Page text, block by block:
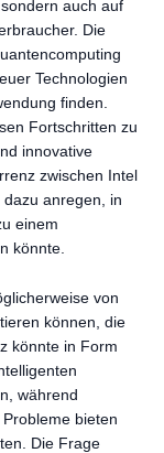
auch auf
Die
Technologien
finden.
Fortschritten zu
innovative
zwischen Intel
anregen, in
einem
könnte.
von
können, die
könnte in Form
während
bieten
Die Frage